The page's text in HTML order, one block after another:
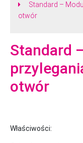
Standard –
otwór
Standard
otwór
Właściwości: